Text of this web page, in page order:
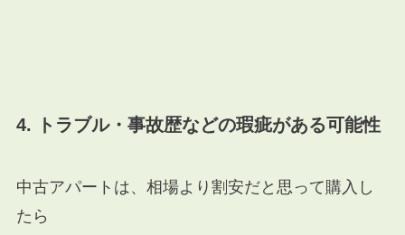
4. トラブル・事故歴などの瑕疵がある可能性
中古アパートは、相場より割安だと思って購入し
たら